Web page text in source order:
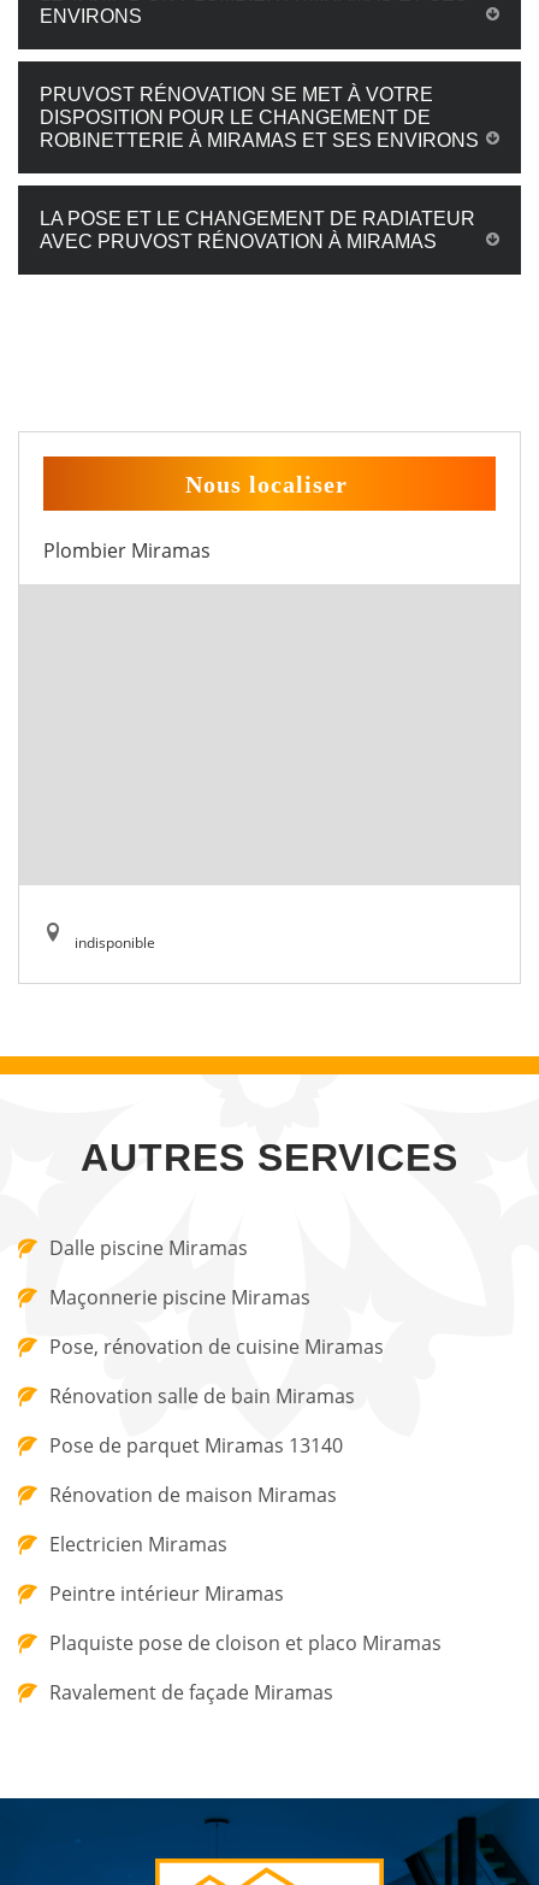
ENVIRONS
PRUVOST RÉNOVATION SE MET À VOTRE
DISPOSITION POUR LE CHANGEMENT DE
ROBINETTERIE À MIRAMAS ET SES ENVIRONS
LA POSE ET LE CHANGEMENT DE RADIATEUR
AVEC PRUVOST RÉNOVATION À MIRAMAS
Nous localiser
Plombier Miramas
indisponible
AUTRES SERVICES
Dalle piscine Miramas
Maçonnerie piscine Miramas
Pose, rénovation de cuisine Miramas
Rénovation salle de bain Miramas
Pose de parquet Miramas 13140
Rénovation de maison Miramas
Electricien Miramas
Peintre intérieur Miramas
Plaquiste pose de cloison et placo Miramas
Ravalement de façade Miramas